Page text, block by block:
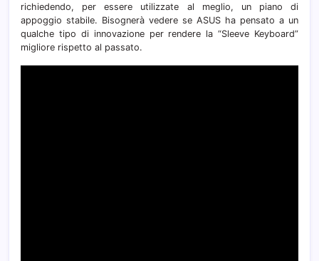
richiedendo, per essere utilizzate al meglio, un piano di
appoggio stabile. Bisognerà vedere se ASUS ha pensato a un
qualche tipo di innovazione per rendere la “Sleeve Keyboard”
migliore rispetto al passato.